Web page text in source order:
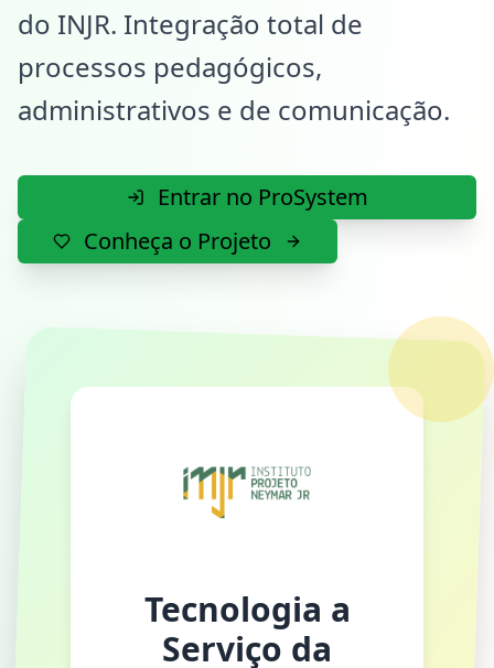
do INJR. Integração total de
processos pedagógicos,
administrativos e de comunicação.
Entrar no ProSystem
Conheça o Projeto
Tecnologia a
Serviço da